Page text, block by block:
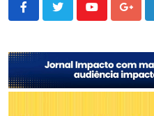
Youtube